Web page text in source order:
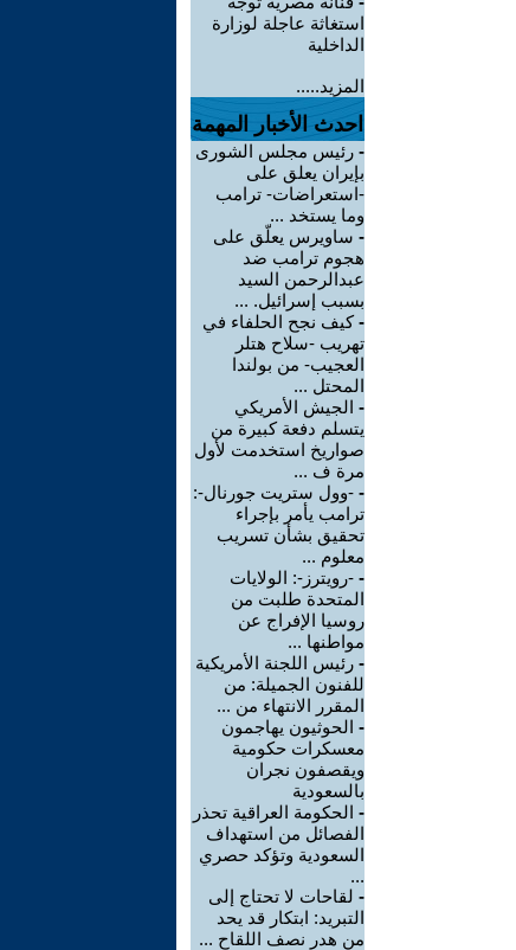
استغاثة عاجلة لوزارة
الداخلية
المزيد.....
احدث الأخبار المهمة
- رئيس مجلس الشورى
بإيران يعلق على
-استعراضات- ترامب
وما يستخد ...
- ساويرس يعلّق على
هجوم ترامب ضد
عبدالرحمن السيد
بسبب إسرائيل. ...
-كيف نجح الحلفاء في
تهريب -سلاح هتلر
العجيب- من بولندا
المحتل ...
- الجيش الأمريكي
يتسلم دفعة كبيرة من
صواريخ استخدمت لأول
مرة ف ...
- -وول ستريت جورنال-:
ترامب يأمر بإجراء
تحقيق بشأن تسريب
معلوم ...
- -رويترز-: الولايات
المتحدة طلبت من
روسيا الإفراج عن
مواطنها ...
- رئيس اللجنة الأمريكية
للفنون الجميلة: من
المقرر الانتهاء من ...
- الحوثيون يهاجمون
معسكرات حكومية
ويقصفون نجران
بالسعودية
- الحكومة العراقية تحذر
الفصائل من استهداف
السعودية وتؤكد حصري
...
- لقاحات لا تحتاج إلى
التبريد: ابتكار قد يحد
من هدر نصف اللقاح ...